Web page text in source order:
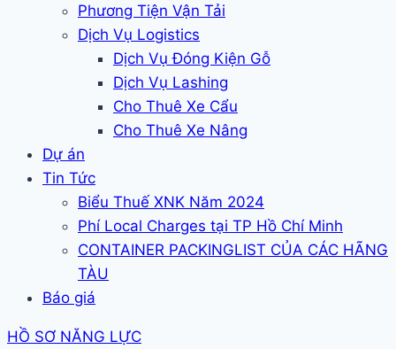
Phương Tiện Vận Tải
Dịch Vụ Logistics
Dịch Vụ Đóng Kiện Gỗ
Dịch Vụ Lashing
Cho Thuê Xe Cẩu
Cho Thuê Xe Nâng
Dự án
Tin Tức
Biểu Thuế XNK Năm 2024
Phí Local Charges tại TP Hồ Chí Minh
CONTAINER PACKINGLIST CỦA CÁC HÃNG
TÀU
Báo giá
HỒ SƠ NĂNG LỰC